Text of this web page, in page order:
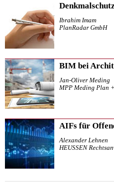
Ibrahim Imam
PlanRadar GmbH
BIM bei
Jan-Oliver Meding
MPP Meding Plan
AIFs für
Alexander Lehnen
HEUSSEN